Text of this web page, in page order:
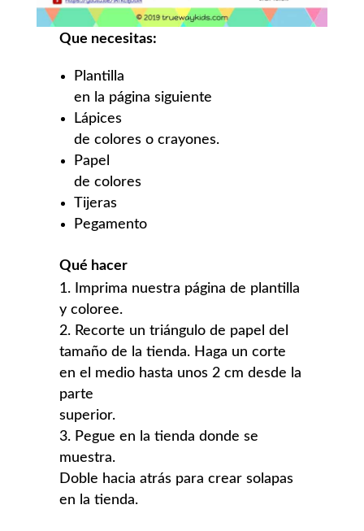
Que necesitas:
Plantilla
en la página siguiente
Lápices
de colores o crayones.
Papel
de colores
Tijeras
Pegamento
Qué hacer
Imprima nuestra página de plantilla
y coloree.
Recorte un triángulo de papel del
tamaño de la tienda. Haga un corte
en el medio hasta unos 2 cm desde la
parte
superior.
Pegue en la tienda donde se
muestra.
Doble hacia atrás para crear solapas
en la tienda.